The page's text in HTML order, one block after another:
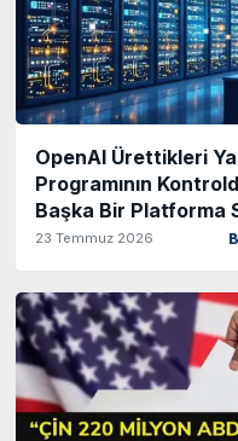
OpenAI Ürettikleri
Programının
Başka Bir Platforma
23 Temmuz 2026